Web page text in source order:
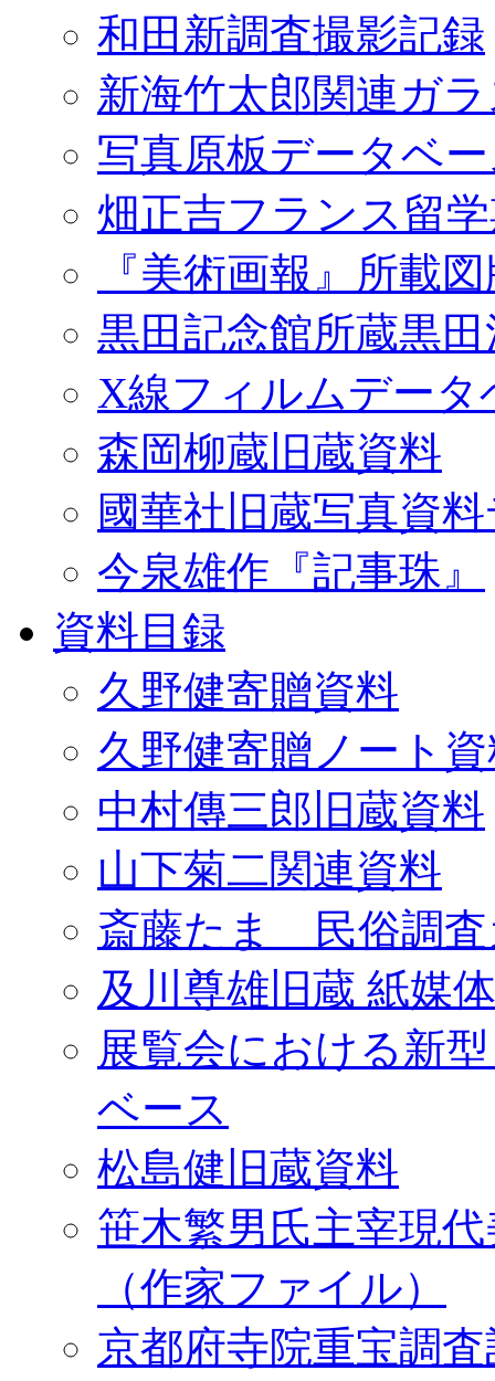
和田新調査撮影記録
新海竹太郎関連ガ
写真原板データベ
畑正吉フランス留
『美術画報』所載
黒田記念館所蔵黒
X線フィルムデータ
森岡柳蔵旧蔵資料
國華社旧蔵写真資
今泉雄作『記事珠』
資料目録
久野健寄贈資料
久野健寄贈ノート
中村傳三郎旧蔵資料
山下菊二関連資料
斎藤たま 民俗調査
及川尊雄旧蔵 紙媒
展覧会における新
ベース
松島健旧蔵資料
笹木繁男氏主宰現
（作家ファイル）
京都府寺院重宝調